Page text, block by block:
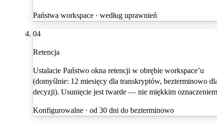
Państwa workspace · według uprawnień
04
Retencja
Ustalacie Państwo okna retencji w obrębie workspace’u
(domyślnie: 12 miesięcy dla transkryptów, bezterminowo
decyzji). Usunięcie jest twarde — nie miękkim
Konfigurowalne · od 30 dni do bezterminowo